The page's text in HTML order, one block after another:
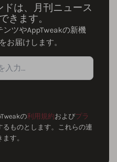
は、月刊ニュース
きます。
ンツやAppTweakの新機
お届けします。
の利用規約およびプラ
るものとします。これらの連
す。